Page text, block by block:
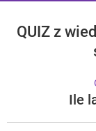
QUIZ z
Ile